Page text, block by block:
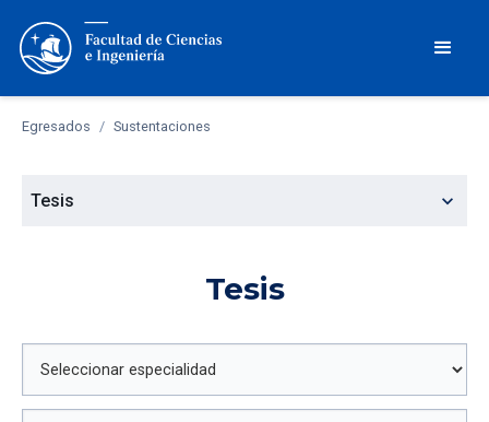
Egresados / Sustentaciones
Tesis expand_more
Tesis